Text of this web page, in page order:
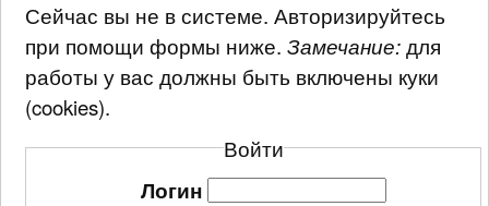
Сейчас вы не в системе. Авторизируйтесь
при помощи формы ниже.Замечание:для
работы у вас должны быть включены куки
(cookies).
Войти
Логин